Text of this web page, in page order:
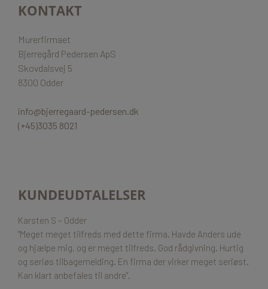
KONTAKT
Murerfirmaet
Bjerregård Pedersen ApS
Skovdalsvej 5
8300 Odder
info@bjerregaard-pedersen.dk
(+45)3035 8021
KUNDEUDTALELSER
Karsten S – Odder
"Meget meget tilfreds med dette firma. Havde Anders ude
og hjælpe mig, og er meget tilfreds. God rådgivning. Hurtig
og seriøs tilbagemelding. En firma der virker meget seriøst.
Kan klart anbefales til andre".